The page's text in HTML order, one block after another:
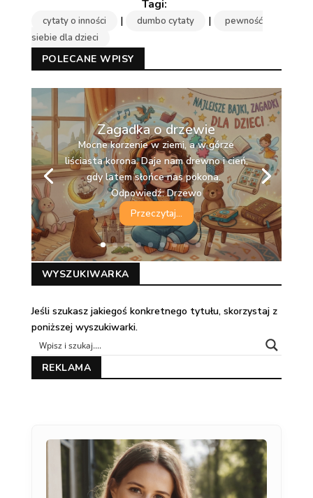
cytaty o inności | dumbo cytaty |
pewność
siebie dla dzieci
POLECANE WPISY
Zagadka o drzewie
Mocne korzenie w ziemi, a w górze
liściasta korona. Daje nam drewno i cień,
gdy latem słońce nas pokona.
Odpowiedź: Drzewo
Przeczytaj...
WYSZUKIWARKA
Jeśli szukasz jakiegoś konkretnego tytułu, skorzystaj z
poniższej wyszukiwarki.
REKLAMA